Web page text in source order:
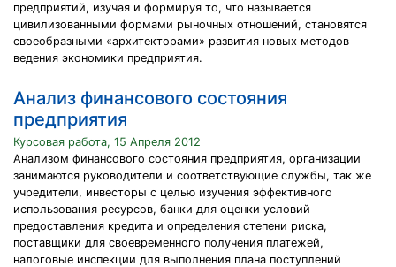
предприятий, изучая и формируя то, что называется
цивилизованными формами рыночных отношений, становятся
своеобразными «архитекторами» развития новых методов
ведения экономики предприятия.
Анализ финансового состояния
предприятия
Курсовая работа, 15 Апреля 2012
Анализом финансового состояния предприятия, организации
занимаются руководители и соответствующие службы, так же
учредители, инвесторы с целью изучения эффективного
использования ресурсов, банки для оценки условий
предоставления кредита и определения степени риска,
поставщики для своевременного получения платежей,
налоговые инспекции для выполнения плана поступлений